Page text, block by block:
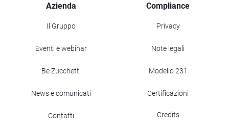
Azienda
Il Gruppo
Eventi e webinar
Be Zucchetti
News e comunicati
Contatti
Compliance
Privacy
Note legali
Modello 231
Certificazioni
Credits